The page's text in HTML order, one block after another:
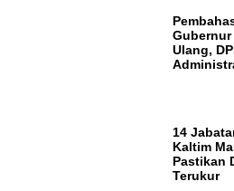
Ulang,
14
Kaltim
Pastikan
Terukur